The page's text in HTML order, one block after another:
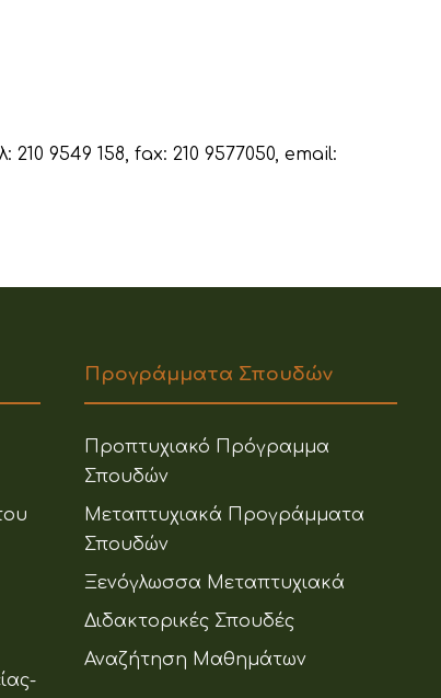
9549 158, fax: 210 9577050, email:
Προγράμματα Σπουδών
Προπτυχιακό Πρόγραμμα
Σπουδών
Μεταπτυχιακά Προγράμματα
Σπουδών
Ξενόγλωσσα Μεταπτυχιακά
Διδακτορικές Σπουδές
Αναζήτηση Μαθημάτων